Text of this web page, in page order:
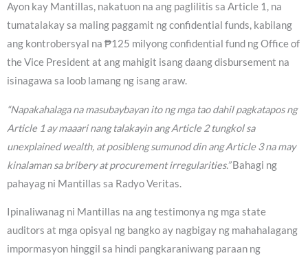
Ayon kay Mantillas, nakatuon na ang paglilitis sa Article 1, na
tumatalakay sa maling paggamit ng confidential funds, kabilang
ang kontrobersyal na ₱125 milyong confidential fund ng Office of
the Vice President at ang mahigit isang daang disbursement na
isinagawa sa loob lamang ng isang araw.
“Napakahalaga na masubaybayan ito ng mga tao dahil pagkatapos ng
Article 1 ay maaari nang talakayin ang Article 2 tungkol sa
unexplained wealth, at posibleng sumunod din ang Article 3 na may
kinalaman sa bribery at procurement irregularities.”Bahagi ng
pahayag ni Mantillas sa Radyo Veritas.
Ipinaliwanag ni Mantillas na ang testimonya ng mga state
auditors at mga opisyal ng bangko ay nagbigay ng mahahalagang
impormasyon hinggil sa hindi pangkaraniwang paraan ng